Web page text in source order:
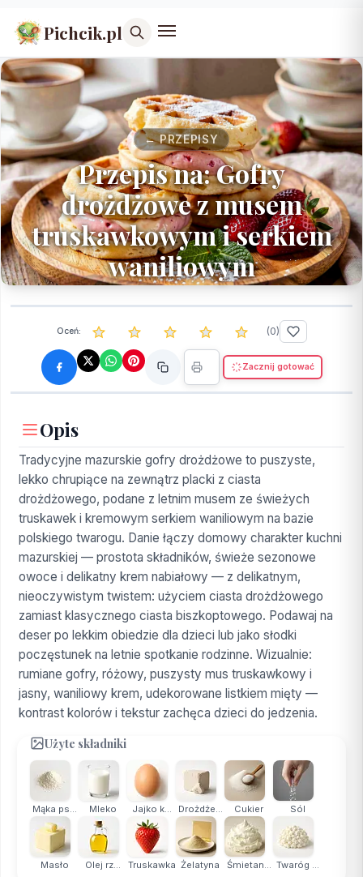
Pichcik.pl
← PRZEPISY
Przepis na: Gofry
drożdżowe z musem
truskawkowym i serkiem
waniliowym
Oceń: (0)
Zacznij gotować
Opis
Tradycyjne mazurskie gofry drożdżowe to puszyste,
lekko chrupiące na zewnątrz placki z ciasta
drożdżowego, podane z letnim musem ze świeżych
truskawek i kremowym serkiem waniliowym na bazie
polskiego twarogu. Danie łączy domowy charakter kuchni
mazurskiej — prostota składników, świeże sezonowe
owoce i delikatny krem nabiałowy — z delikatnym,
nieoczywistym twistem: użyciem ciasta drożdżowego
zamiast klasycznego ciasta biszkoptowego. Podawaj na
deser po lekkim obiedzie dla dzieci lub jako słodki
poczęstunek na letnie spotkanie rodzinne. Wizualnie:
rumiane gofry, różowy, puszysty mus truskawkowy i
jasny, waniliowy krem, udekorowane listkiem mięty —
kontrast kolorów i tekstur zachęca dzieci do jedzenia.
Użyte składniki
Mąka ps... Mleko Jajko k... Drożdże... Cukier Sól
Masło Olej rz... Truskawka Żelatyna Śmietan... Twaróg ...